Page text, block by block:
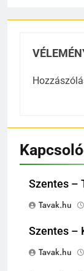
Szentes –
Tavak.hu
Szentes –
Tavak.hu